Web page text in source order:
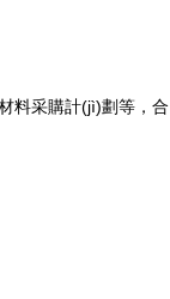
料采購計(jì)劃等，合